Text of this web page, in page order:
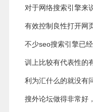
对于网络搜索引擎来
有效控制良性打开网
不少seo搜索引擎已
训上比较有代表性的
利为汇什么的就没有
搜外论坛做得非常好